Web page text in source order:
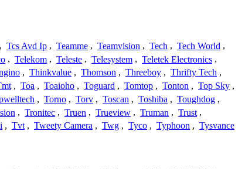
, Tcs Avd Ip , Teamme , Teamvision , Tech , Tech World ,
, Telekom , Teleste , Telesystem , Teletek Electronics ,
, Thinkvalue , Thomson , Threeboy , Thrifty Tech ,
, Toa , Toaioho , Toguard , Tomtop , Tonton , Top Sky ,
, Torno , Torv , Toscan , Toshiba , Toughdog ,
, Tronitec , Truen , Trueview , Truman , Trust ,
, Tvt , Tweety Camera , Twg , Tyco , Typhoon , Tysvance